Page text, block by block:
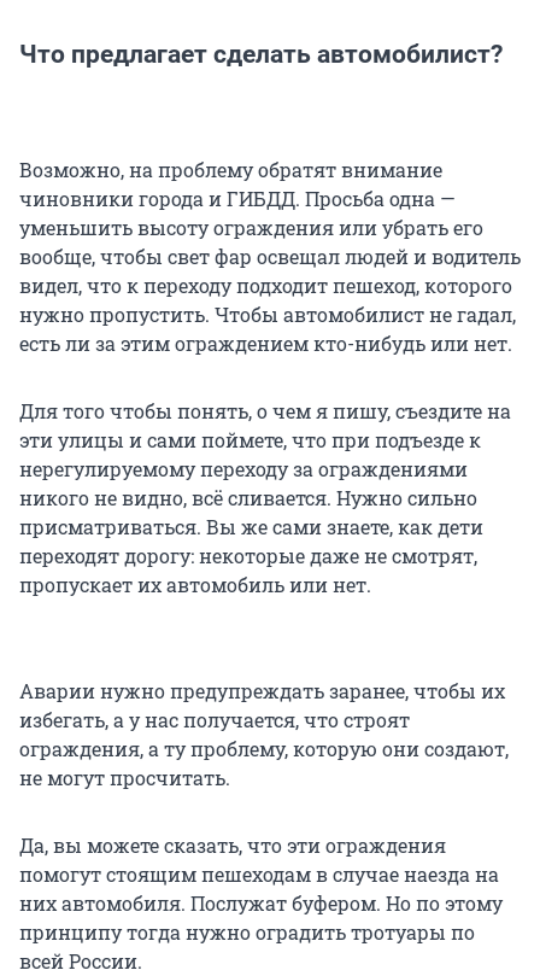
Что предлагает сделать автомобилист?
Возможно, на проблему обратят внимание
чиновники города и ГИБДД. Просьба одна —
уменьшить высоту ограждения или убрать его
вообще, чтобы свет фар освещал людей и водитель
видел, что к переходу подходит пешеход, которого
нужно пропустить. Чтобы автомобилист не гадал,
есть ли за этим ограждением кто-нибудь или нет.
Для того чтобы понять, о чем я пишу, съездите на
эти улицы и сами поймете, что при подъезде к
нерегулируемому переходу за ограждениями
никого не видно, всё сливается. Нужно сильно
присматриваться. Вы же сами знаете, как дети
переходят дорогу: некоторые даже не смотрят,
пропускает их автомобиль или нет.
Аварии нужно предупреждать заранее, чтобы их
избегать, а у нас получается, что строят
ограждения, а ту проблему, которую они создают,
не могут просчитать.
Да, вы можете сказать, что эти ограждения
помогут стоящим пешеходам в случае наезда на
них автомобиля. Послужат буфером. Но по этому
принципу тогда нужно оградить тротуары по
всей России.